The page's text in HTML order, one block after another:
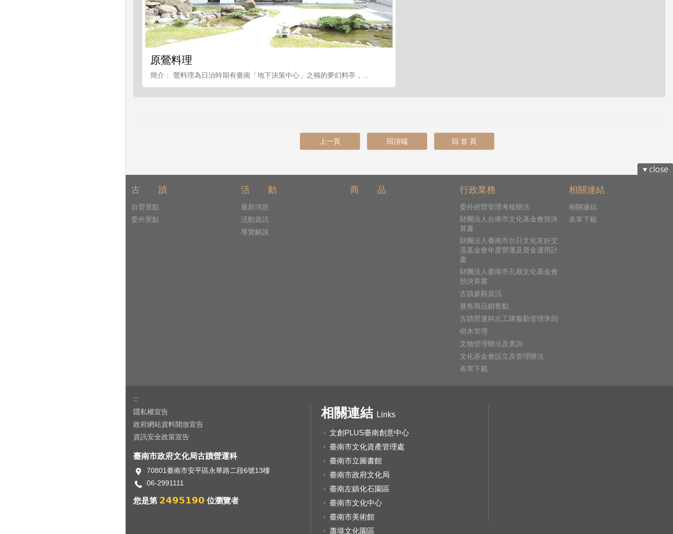
原鶯料理
簡介： 鶯料理為日治時期有臺南「地下決策中心」之稱的夢幻料亭，...
上一頁 回頂端 回 首 頁
古 蹟
自營景點
委外景點
活 動
最新消息
活動資訊
導覽解說
商 品 行政業務
委外經營管理考核辦法
財團法人台南市文化基金會預決
算書
財團法人臺南市台日文化友好交
流基金會年度營運及資金運用計
畫
財團法人臺南市孔廟文化基金會
預決算書
古蹟參觀資訊
展售商品銷售點
古蹟營運科志工隊服勤管理準則
樹木管理
文物管理辦法及查詢
文化基金會設立及管理辦法
表單下載
相關連結
相關連結
表單下載
:::
隱私權宣告
政府網站資料開放宣告
資訊安全政策宣告
臺南市政府文化局古蹟營運科
70801臺南市安平區永華路二段6號13樓
06-2991111
您是第 2495190 位瀏覽者
相關連結 Links
文創PLUS臺南創意中心
臺南市文化資產管理處
臺南市立圖書館
臺南市政府文化局
臺南左鎮化石園區
臺南市文化中心
臺南市美術館
蕭壠文化園區